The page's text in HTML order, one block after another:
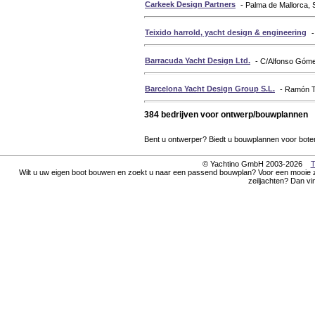
Carkeek Design Partners - Palma de Mallorca,
Teixido harrold, yacht design & engineering
Barracuda Yacht Design Ltd. - C/Alfonso
Barcelona Yacht Design Group S.L. - Ramón
384 bedrijven voor ontwerp/bouwplannen
Bent u ontwerper? Biedt u bouwplannen voor
© Yachtino GmbH 2003-2026
Wilt u uw eigen boot bouwen en zoekt u naar een passend bouwplan? Voor een
zeiljachten? Dan